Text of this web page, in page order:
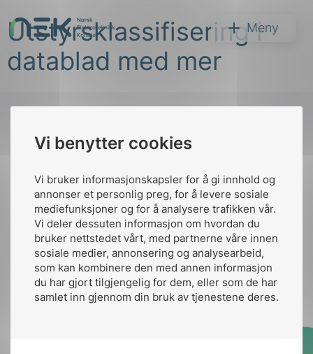
Vi benytter cookies
Vi bruker informasjonskapsler for å gi innhold og
annonser et personlig preg, for å levere sosiale
mediefunksjoner og for å analysere trafikken vår.
Vi deler dessuten informasjon om hvordan du
bruker nettstedet vårt, med partnerne våre innen
sosiale medier, annonsering og analysearbeid,
som kan kombinere den med annen informasjon
du har gjort tilgjengelig for dem, eller som de har
samlet inn gjennom din bruk av tjenestene deres.
til
innhold
NEK Meny
Søk
Utstyrsklassifisering i
datablad med mer
Kontakt oss
Ansatte
nek@nek.no
Kontakt
Bruk av Cookies
toppen